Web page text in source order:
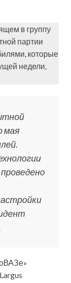
в группу
партии
которые
недели,
мая